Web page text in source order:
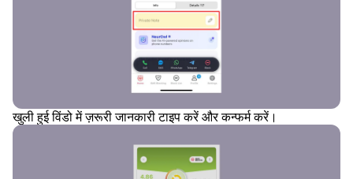
खुली हुई विंडो में ज़रूरी जानकारी टाइप करें और कन्फर्म करें।